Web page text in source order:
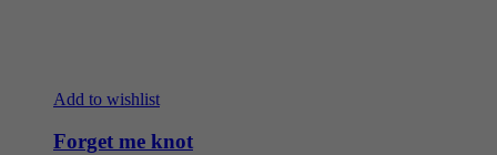
Add to wishlist
Forget me knot